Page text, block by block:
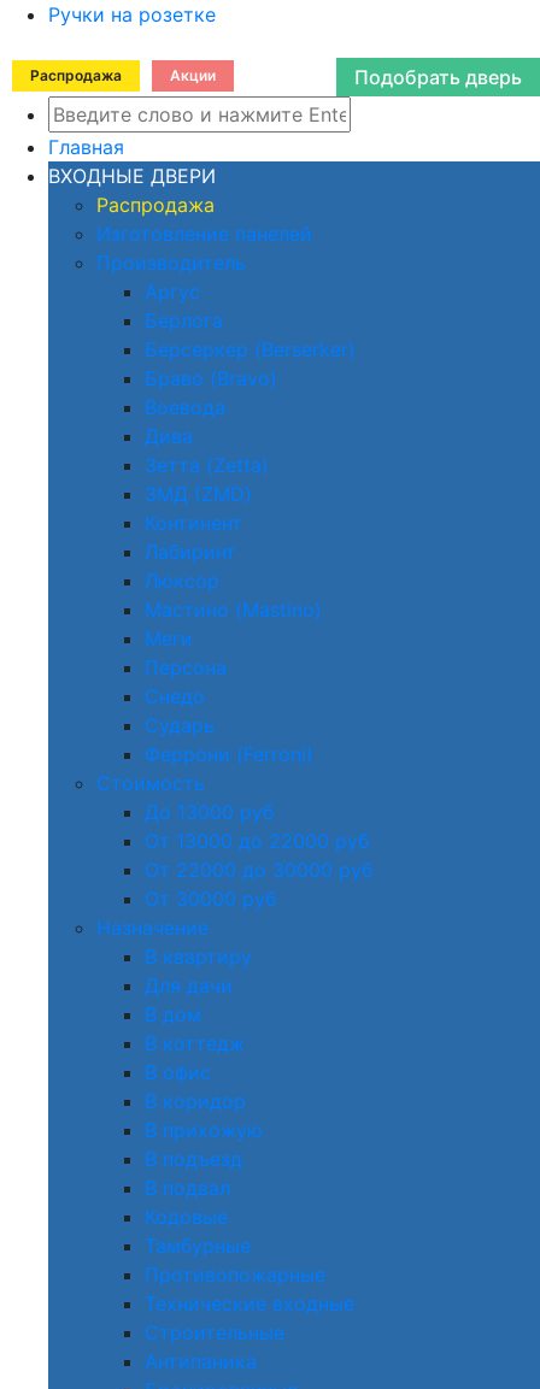
Ручки на розетке
Распродажа Акции Подобрать дверь
Главная
ВХОДНЫЕ ДВЕРИ
Распродажа
Изготовление панелей
Производитель
Аргус
Берлога
Берсеркер (Berserker)
Браво (Bravo)
Воевода
Дива
Зетта (Zetta)
ЗМД (ZMD)
Континент
Лабиринт
Люксор
Мастино (Mastino)
Меги
Персона
Снедо
Сударь
Феррони (Ferroni)
Стоимость
До 13000 руб
От 13000 до 22000 руб
От 22000 до 30000 руб
От 30000 руб
Назначение
В квартиру
Для дачи
В дом
В коттедж
В офис
В коридор
В прихожую
В подъезд
В подвал
Кодовые
Тамбурные
Противопожарные
Технические входные
Строительные
Антипаника